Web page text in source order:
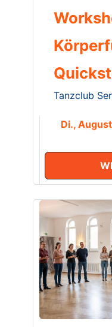
Tanzclub
Di.,